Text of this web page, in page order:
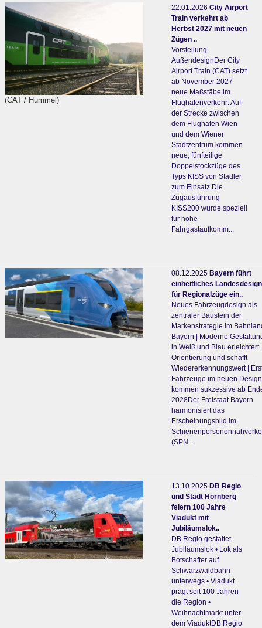
(CAT / Hummel)
22.01.2026 City Airport
Train verkehrt ab
Herbst 2027 mit neuen
Zügen ..
Vorstellung
AußendesignDer City
Airport Train (CAT) setzt
ab November 2027
neue Maßstäbe im
Flughafenverkehr: Auf
der Strecke zwischen
dem Flughafen Wien
und dem Wiener
Stadtzentrum kommen
neue, fünfteilige
Doppelstockzüge des
Typs KISS von Stadler
zum Einsatz.Die
Zugausführung
KISS200 wurde speziell
für hohe
Fahrgastaufkomm...
08.12.2025 Bayern führt
einheitliches Landesdesign
für Regionalzüge ein..
Neues Fahrzeugdesign als
zentraler Baustein der
Markenstrategie im
Bayern | Moderne
in Weiß und Blau erleichtert
Orientierung und schafft
Wiedererkennungswert |
Fahrzeuge im neuen Design
kommen sukzessive ab
2028Der Freistaat Bayern
harmonisiert das
Erscheinungsbild im
(SPN...
13.10.2025 DB Regio
und Stadt Hornberg
feiern 100 Jahre
Viadukt mit
Jubiläumslok..
DB Regio gestaltet
Jubiläumslok • Lok als
Botschafter auf
Schwarzwaldbahn
unterwegs • Viadukt
prägt seit 100 Jahren
die Region •
Weihnachtmarkt unter
dem ViaduktDB Regio